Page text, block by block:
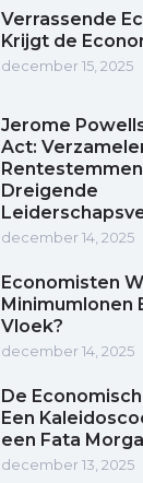
Verrassende
Krijgt de
december 15, 2025
Jerome
Act:
Dreigende
december 14, 2025
Economisten
Minimumlonen
Vloek?
december 14, 2025
De
Een
een Fata
december 13, 2025